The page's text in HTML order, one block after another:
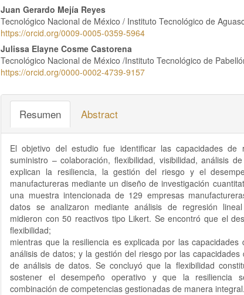
Juan Gerardo Mejía Reyes
Tecnológico Nacional de México / Instituto Tecnológico de
https://orcid.org/0009-0005-0359-5964
Julissa Elayne Cosme Castorena
Tecnológico Nacional de México /Instituto Tecnológico de
https://orcid.org/0000-0002-4739-9157
Resumen Abstract
El objetivo del estudio fue identificar las capacidades de
suministro – colaboración, flexibilidad, visibilidad, análisis
explican la resiliencia, la gestión del riesgo y el
manufactureras mediante un diseño de investigación
una muestra intencionada de 129 empresas
datos se analizaron mediante análisis de regresión
midieron con 50 reactivos tipo Likert. Se encontró que el
flexibilidad;
mientras que la resiliencia es explicada por las capacidades
análisis de datos; y la gestión del riesgo por las capacidades
de análisis de datos. Se concluyó que la flexibilidad
sostener el desempeño operativo y que la resiliencia
combinación de competencias gestionadas de manera integral.